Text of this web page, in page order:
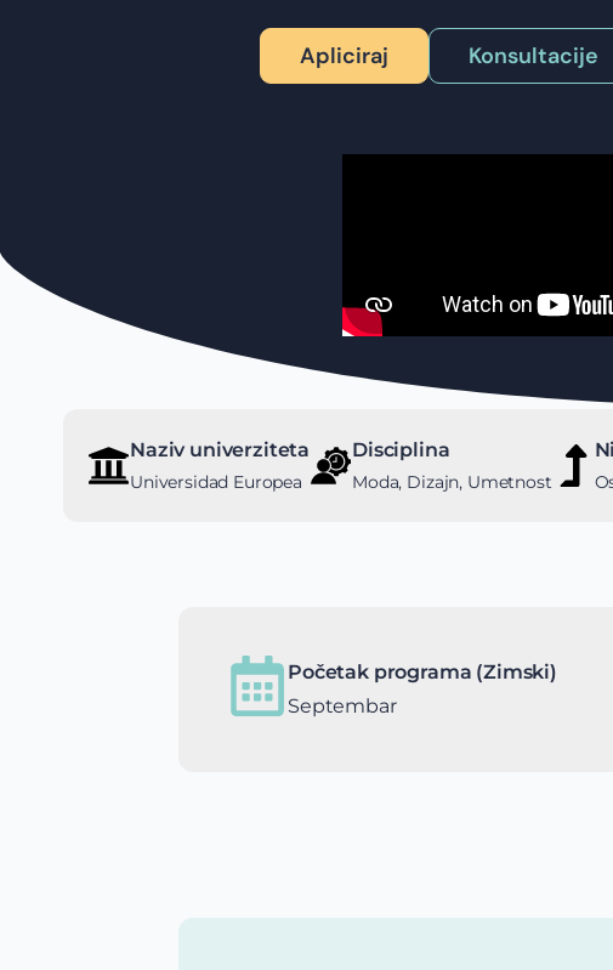
Apliciraj Konsultacije
Naziv univerziteta
Universidad Europea
Disciplina
Moda, Dizajn, Umetnost
Početak programa (Zimski)
Septembar